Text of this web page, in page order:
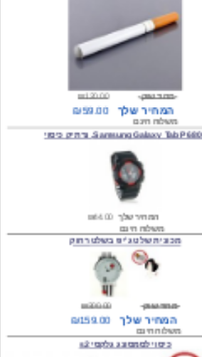
₪120.00
משלוח חינם
Samsung Galaxy Tab P6800, נרתיק כיסוי
המחיר שלך
משלוח חינם
₪300.00 מחיר שוק
₪159.00
כיסוי לסמסונג גלקסי s2